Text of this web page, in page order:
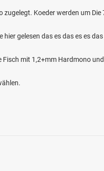
zugelegt. Koeder werden um
hier gelesen das es das es es
mit 1,2+mm Hardmono